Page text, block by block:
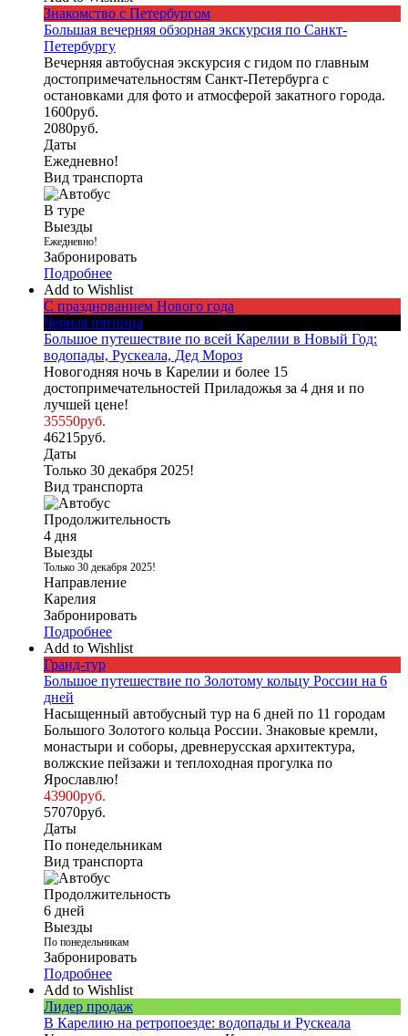
Знакомство с Петербургом
Большая вечерняя обзорная экскурсия по Санкт-
Петербургу
Вечерняя автобусная экскурсия с гидом по главным
достопримечательностям Санкт-Петербурга с
остановками для фото и атмосферой закатного города.
1600руб.
2080руб.
Даты
Ежедневно!
Вид транспорта
В туре
Выезды
Ежедневно!
Забронировать
Подробнее
Add to Wishlist
С празднованием Нового года
Черная пятница
Большое путешествие по всей Карелии в Новый Год:
водопады, Рускеала, Дед Мороз
Новогодняя ночь в Карелии и более 15
достопримечательностей Приладожья за 4 дня и по
лучшей цене!
35550руб.
46215руб.
Даты
Только 30 декабря 2025!
Вид транспорта
Продолжительность
4 дня
Выезды
Только 30 декабря 2025!
Направление
Карелия
Забронировать
Подробнее
Add to Wishlist
Гранд-тур
Большое путешествие по Золотому кольцу России на 6
дней
Насыщенный автобусный тур на 6 дней по 11 городам
Большого Золотого кольца России. Знаковые кремли,
монастыри и соборы, древнерусская архитектура,
волжские пейзажи и теплоходная прогулка по
Ярославлю!
43900руб.
57070руб.
Даты
По понедельникам
Вид транспорта
Продолжительность
6 дней
Выезды
По понедельникам
Забронировать
Подробнее
Add to Wishlist
Лидер продаж
В Карелию на ретропоезде: водопады и Рускеала